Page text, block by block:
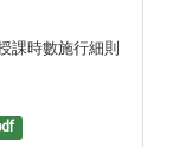
課時數施行細則